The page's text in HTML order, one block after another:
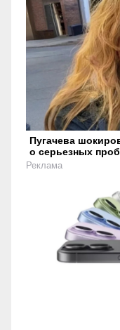
Пугачева
о серьезных
Реклама